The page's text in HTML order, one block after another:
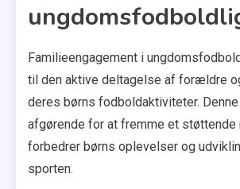
Familieengagement i
til den aktive deltagelse af forældre
deres børns fodboldaktiviteter.
afgørende for at fremme et støttende
forbedrer børns oplevelser og
sporten.